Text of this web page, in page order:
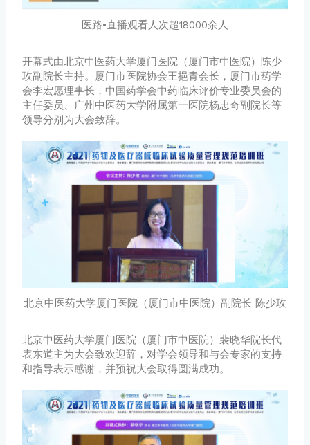
医路•直播观看人次超18000余人
开幕式由北京中医药大学厦门医院（厦门市中医院）陈少
玫副院长主持。厦门市医院协会王挹青会长，厦门市药学
会李宏愿理事长，中国药学会中药临床评价专业委员会的
主任委员、广州中医药大学附属第一医院杨忠奇副院长等
领导分别为大会致辞。
北京中医药大学厦门医院（厦门市中医院）副院长 陈少玫
北京中医药大学厦门医院（厦门市中医院）裴晓华院长代
表东道主为大会致欢迎辞，对学会领导和与会专家的支持
和指导表示感谢，并预祝大会取得圆满成功。